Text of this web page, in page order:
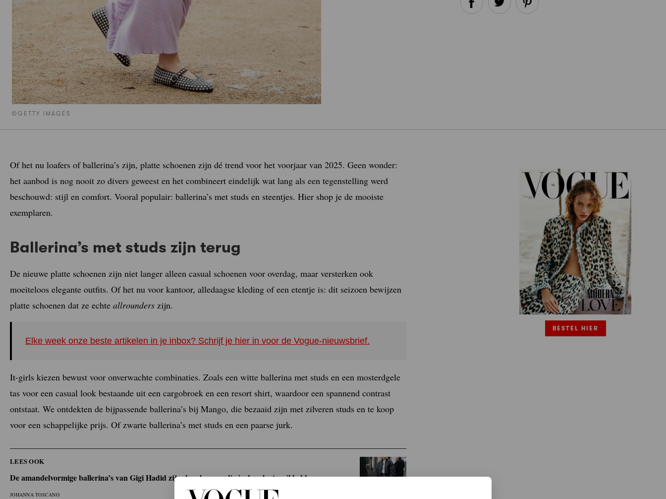
©GETTY IMAGES
Of het nu loafers of ballerina’s zijn, platte schoenen zijn dé trend voor het voorjaar van 2025. Geen wonder:
het aanbod is nog nooit zo divers geweest en het combineert eindelijk wat lang als een tegenstelling werd
beschouwd: stijl en comfort. Vooral populair: ballerina’s met studs en steentjes. Hier shop je de mooiste
exemplaren.
Ballerina’s met studs zijn terug
De nieuwe platte schoenen zijn niet langer alleen casual schoenen voor overdag, maar versterken ook
moeiteloos elegante outfits. Of het nu voor kantoor, alledaagse kleding of een etentje is: dit seizoen bewijzen
platte schoenen dat ze echte allrounders zijn.
Elke week onze beste artikelen in je inbox? Schrijf je hier in voor de Vogue-nieuwsbrief.
It-girls kiezen bewust voor onverwachte combinaties. Zoals een witte ballerina met studs en een mosterdgele
tas voor een casual look bestaande uit een cargobroek en een resort shirt, waardoor een spannend contrast
ontstaat. We ontdekten de bijpassende ballerina’s bij Mango, die bezaaid zijn met zilveren studs en te koop
voor een schappelijke prijs. Of zwarte ballerina’s met studs en een paarse jurk.
LEES OOK
De amandelvormige ballerina’s van Gigi Hadid zijn de schoenen die je deze lente wil hebben
JOHANNA TOSCANO
BESTEL HIER